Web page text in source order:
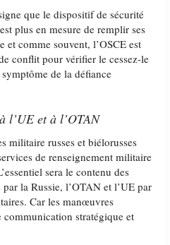
que le dispositif de sécurité
plus en mesure de remplir ses
comme souvent, l’OSCE est
conflit pour vérifier le cessez-le
de la défiance
l’UE et à l’OTAN
militaire russes et biélorusses
de renseignement militaire
sera le contenu des
par la Russie, l’OTAN et l’UE par
Car les manœuvres
stratégique et